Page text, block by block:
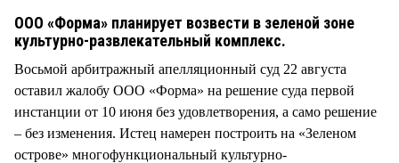
ООО «Форма» планирует возвести в зеленой зоне
культурно-развлекательный комплекс.
Восьмой арбитражный апелляционный суд 22 августа
оставил жалобу ООО «Форма» на решение суда первой
инстанции от 10 июня без удовлетворения, а само решение
– без изменения. Истец намерен построить на «Зеленом
острове» многофункциональный культурно-